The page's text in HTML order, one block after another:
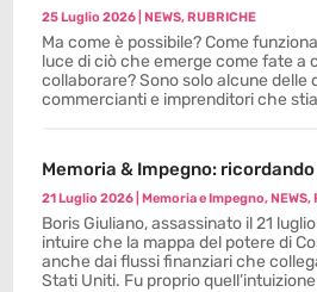
25 Luglio 2026 |NEWS,RUBRICHE
Ma come è possibile? Come
luce di ciò che emerge come fate a
collaborare? Sono solo alcune delle
commercianti e imprenditori che
Memoria & Impegno:
21 Luglio 2026 |Memoria e Impegno,NEWS,
Boris Giuliano, assassinato il 21
intuire che la mappa del potere di
anche dai flussi finanziari che
Stati Uniti. Fu proprio